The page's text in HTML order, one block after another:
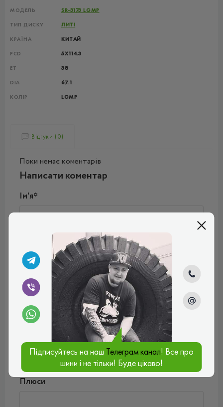
МОДЕЛЬ SR-3173 LGMP
ТИП ДИСКУ ЛИТІ
КРАЇНА КИТАЙ
PCD 5X114.3
ET 38
DIA 67.1
КОЛІР LGMP
Відгуки (0)
Поки немає коментарів
Написати коментар
Ім'я*
Ваш e-mail*
Введіть коментар*
Оцінити товар*
Плюси
Підписуйтесь на наш Телеграм канал! Все про
шини і не тільки! Буде цікаво!